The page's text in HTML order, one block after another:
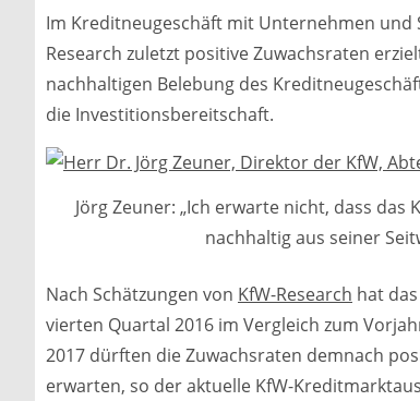
Im Kreditneugeschäft mit Unternehmen und
Research zuletzt positive Zuwachsraten
nachhaltigen Belebung des
die Investitionsbereitschaft.
Jörg Zeuner: „Ich erwarte nicht, dass
nachhaltig aus seiner
Nach Schätzungen von KfW-Research hat
vierten Quartal 2016 im Vergleich zum
2017 dürften die Zuwachsraten demnach
erwarten, so der aktuelle KfW-